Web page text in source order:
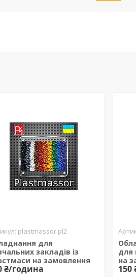
plastmassor pl2
для
закладів із
на замовлення
₴/година
для
на
150